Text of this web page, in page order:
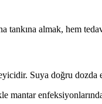
tankına almak, hem
Suya doğru dozda
mantar